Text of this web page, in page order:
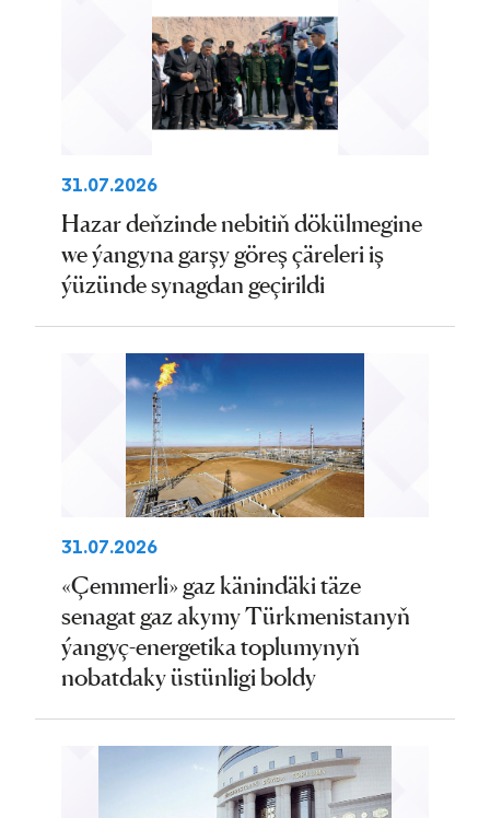
31.07.2026
Hazar deňzinde nebitiň dökülmegine
we ýangyna garşy göreş çäreleri iş
ýüzünde synagdan geçirildi
31.07.2026
«Çemmerli» gaz känindäki täze
senagat gaz akymy Türkmenistanyň
ýangyç-energetika toplumynyň
nobatdaky üstünligi boldy